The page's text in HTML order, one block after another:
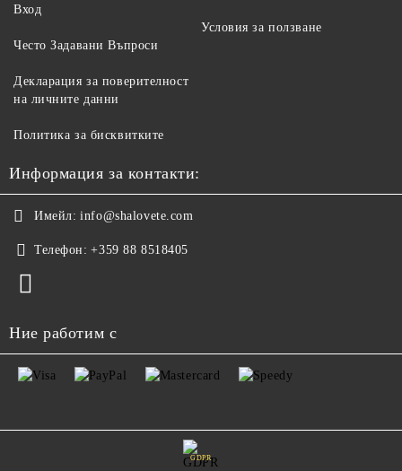
Вход
Често Задавани Въпроси
Условия за ползване
Декларация за поверителност
на личните данни
Политика за бисквитките
Информация за контакти:
Имейл: info@shalovete.com
Телефон: +359 88 8518405
Ние работим с
GDPR